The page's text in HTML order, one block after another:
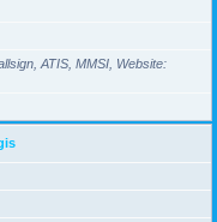
ATIS, MMSI, Website